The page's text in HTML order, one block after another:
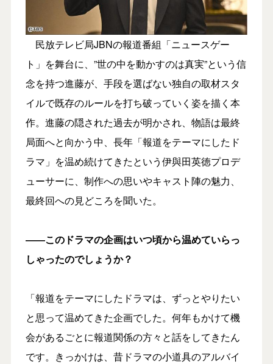
民放テレビ局JBNの報道番組「ニュースゲー
ト」を舞台に、”世の中を動かすのは真実”という信
念を持つ進藤が、手段を選ばない独自の取材スタ
イルで既存のルールを打ち破っていく姿を描く本
作。進藤の隠された過去が明かされ、物語は最終
局面へと向かう中、長年「報道をテーマにしたド
ラマ」を温め続けてきたという伊與田英徳プロデ
ューサーに、制作への思いやキャスト陣の魅力、
最終回への見どころを聞いた。
――このドラマの企画はいつ頃から温めていらっ
しゃったのでしょうか？
「報道をテーマにしたドラマは、ずっとやりたい
と思って温めてきた企画でした。何年もかけて機
会があるごとに報道関係の方々と話をしてきたん
です。きっかけは、昔ドラマの小道具のアルバイ